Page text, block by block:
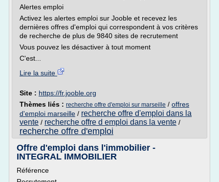
Alertes emploi
Activez les alertes emploi sur Jooble et recevez les
dernières offres d'emploi qui correspondent à vos critères
de recherche de plus de 9840 sites de recrutement
Vous pouvez les désactiver à tout moment
C'est...
Lire la suite
Site : https://fr.jooble.org
Thèmes liés : recherche offre d'emploi sur marseille / offres
d'emploi marseille / recherche offre d'emploi dans la
vente / recherche offre d emploi dans la vente /
recherche offre d'emploi
Offre d'emploi dans l'immobilier -
INTEGRAL IMMOBILIER
Référence